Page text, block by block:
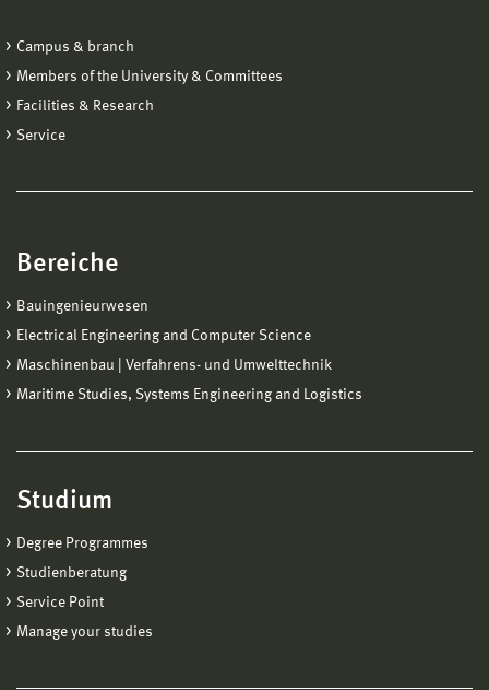
Campus & branch
Members of the University & Committees
Facilities & Research
Service
Bereiche
Bauingenieurwesen
Electrical Engineering and Computer Science
Maschinenbau | Verfahrens- und Umwelttechnik
Maritime Studies, Systems Engineering and Logistics
Studium
Degree Programmes
Studienberatung
Service Point
Manage your studies